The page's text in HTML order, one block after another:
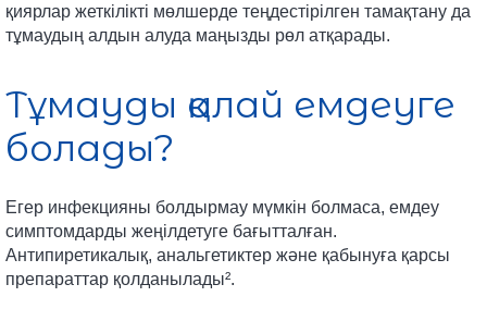
қиярлар жеткілікті мөлшерде теңдестірілген тамақтану да
тұмаудың алдын алуда маңызды рөл атқарады.
Тұмауды қалай емдеуге
болады?
Егер инфекцияны болдырмау мүмкін болмаса, емдеу
симптомдарды жеңілдетуге бағытталған.
Антипиретикалық, анальгетиктер және қабынуға қарсы
препараттар қолданылады².